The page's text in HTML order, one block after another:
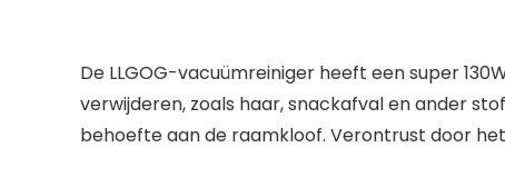
De LLGOG-vacuümreiniger heeft een super
verwijderen, zoals haar, snackafval en ander
behoefte aan de raamkloof. Verontrust door